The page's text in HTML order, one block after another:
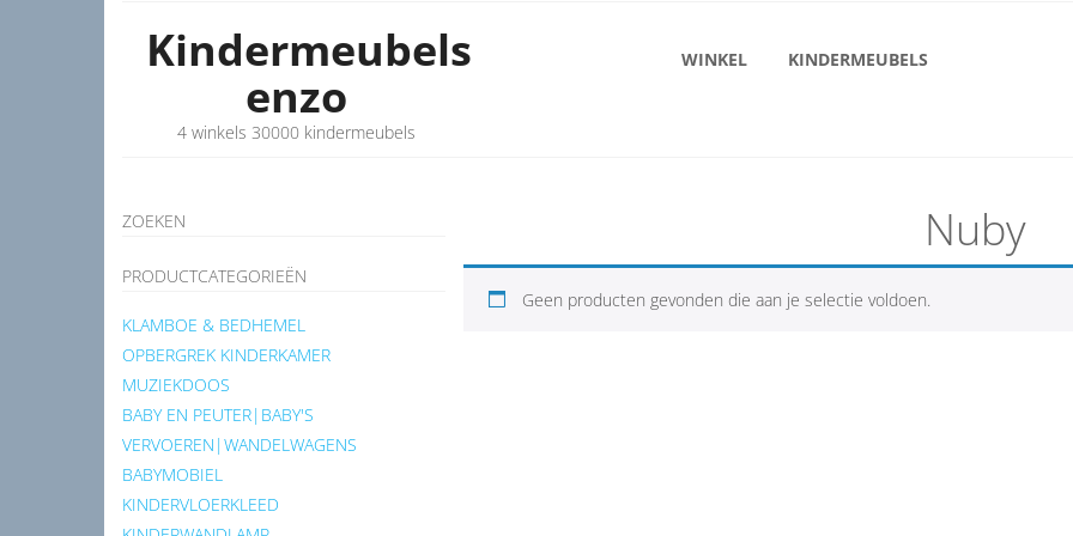
Kindermeubels
enzo
4 winkels 30000 kindermeubels
WINKEL KINDERMEUBELS
ZOEKEN
PRODUCTCATEGORIEËN
KLAMBOE & BEDHEMEL
OPBERGREK KINDERKAMER
MUZIEKDOOS
BABY EN PEUTER|BABY'S
VERVOEREN|WANDELWAGENS
BABYMOBIEL
KINDERVLOERKLEED
Nuby
Geen producten gevonden die aan je selectie voldoen.